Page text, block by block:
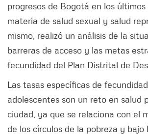
progresos de Bogotá en los últimos
materia de salud sexual y salud
mismo, realizó un análisis de la
barreras de acceso y las metas
fecundidad del Plan Distrital de
Las tasas específicas de
adolescentes son un reto en salud
ciudad, ya que se relaciona con el
de los círculos de la pobreza y bajo